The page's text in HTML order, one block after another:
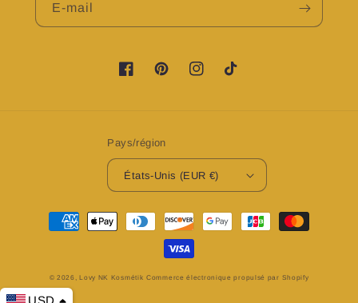
E-mail
https://www.facebook.com/profile.php?
https://www.pinterest.fr/
https://www.instagram.com/
TikTok
Pays/région
États-Unis (EUR €)
Moyens
© 2026,Lovy NK Kosmétik Commerce électronique propulsé par Shopify
USD